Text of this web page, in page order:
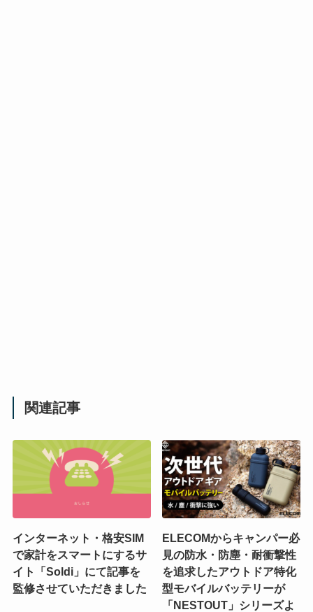
関連記事
インターネット・格安SIM
で家計をスマートにするサ
イト「Soldi」にて記事を
監修させていただきました
ELECOMからキャンパー必
見の防水・防塵・耐衝撃性
を追求したアウトドア特化
型モバイルバッテリーが
「NESTOUT」シリーズよ